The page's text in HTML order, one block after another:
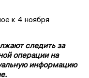
следить за
операции на
информацию